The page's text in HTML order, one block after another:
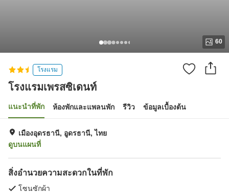
60
โรงแรม
โรงแรมเพรสซิเดนท์
แนะนำที่พัก ห้องพักและแพลนพัก รีวิว ข้อมูลเบื้องต้น
เมืองอุดรธานี, อูดรธานี, ไทย
ดูบนแผนที่
สิ่งอำนวยความสะดวกในที่พัก
โซนซักผ้า